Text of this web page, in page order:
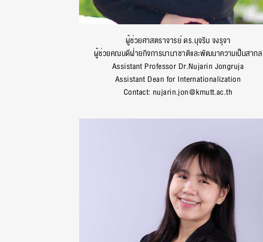
ผู้ช่วยศาสตราจารย์ ดร.นุจริน จงรุจา
ผู้ช่วยคณบดีฝ่ายกิจการนานาชาติและพัฒนาความเป็นสากล
Assistant Professor Dr.Nujarin Jongruja
Assistant Dean for Internationalization
Contact: nujarin.jon@kmutt.ac.th